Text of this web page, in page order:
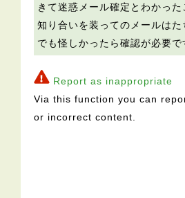
きて迷惑メール確定とわかった
知り合いを装ってのメールはた
でも怪しかったら確認が必要で
Report as inappropriate
Via this function you can
or incorrect content.